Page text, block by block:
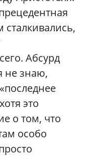
Абсурд
не знаю,
это
о том, что
особо